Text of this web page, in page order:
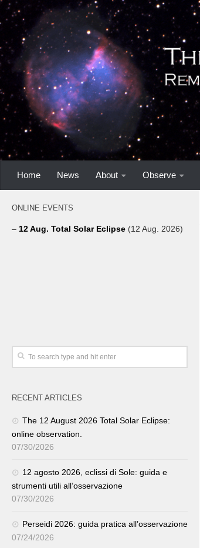
Home News About Observe
ONLINE EVENTS
– 12 Aug. Total Solar Eclipse (12 Aug. 2026)
RECENT ARTICLES
The 12 August 2026 Total Solar Eclipse:
online observation.
07/30/2026
12 agosto 2026, eclissi di Sole: guida e
strumenti utili all’osservazione
07/30/2026
Perseidi 2026: guida pratica all’osservazione
07/24/2026